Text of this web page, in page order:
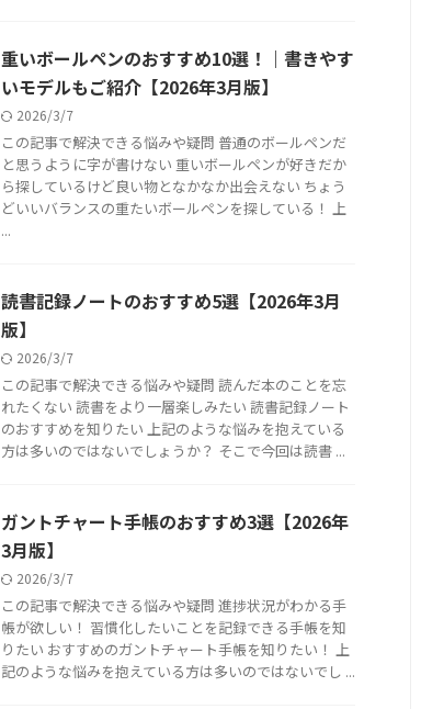
重いボールペンのおすすめ10選！｜書きやす
いモデルもご紹介【2026年3月版】
2026/3/7
この記事で解決できる悩みや疑問 普通のボールペンだ
と思うように字が書けない 重いボールペンが好きだか
ら探しているけど良い物となかなか出会えない ちょう
どいいバランスの重たいボールペンを探している！ 上
...
読書記録ノートのおすすめ5選【2026年3月
版】
2026/3/7
この記事で解決できる悩みや疑問 読んだ本のことを忘
れたくない 読書をより一層楽しみたい 読書記録ノート
のおすすめを知りたい 上記のような悩みを抱えている
方は多いのではないでしょうか？ そこで今回は読書 ...
ガントチャート手帳のおすすめ3選【2026年
3月版】
2026/3/7
この記事で解決できる悩みや疑問 進捗状況がわかる手
帳が欲しい！ 習慣化したいことを記録できる手帳を知
りたい おすすめのガントチャート手帳を知りたい！ 上
記のような悩みを抱えている方は多いのではないでし ...